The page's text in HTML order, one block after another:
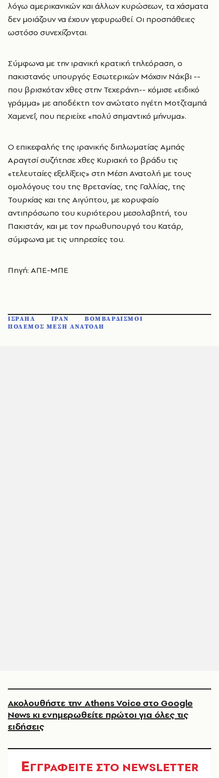
λόγω αμερικανικών και άλλων κυρώσεων, τα χάσματα
δεν μοιάζουν να έχουν γεφυρωθεί. Οι προσπάθειες
ωστόσο συνεχίζονται.
Σύμφωνα με την ιρανική κρατική τηλεόραση, ο
πακιστανός υπουργός Εσωτερικών Μόχσιν Νάκβι --
που βρισκόταν χθες στην Τεχεράνη-- κόμισε «ειδικό
γράμμα» με αποδέκτη τον ανώτατο ηγέτη Μοτζταμπά
Χαμενεΐ, που περιείχε «πολύ σημαντικό μήνυμα».
Ο επικεφαλής της ιρανικής διπλωματίας Αμπάς
Αραγτσί συζήτησε χθες Κυριακή το βράδυ τις
«τελευταίες εξελίξεις» στη Μέση Ανατολή με τους
ομολόγους του της Βρετανίας, της Γαλλίας, της
Τουρκίας και της Αιγύπτου, με κορυφαίο
αντιπρόσωπο του κυριότερου μεσολαβητή, του
Πακιστάν, και με τον πρωθυπουργό του Κατάρ,
σύμφωνα με τις υπηρεσίες του.
Πηγή: ΑΠΕ-ΜΠΕ
ΙΣΡΑΗΛ ΙΡΑΝ
ΒΟΜΒΑΡΔΙΣΜΟΙ
ΠΟΛΕΜΟΣ ΜΕΣΗ ΑΝΑΤΟΛΗ
Ακολουθήστε την Athens Voice στο Google
News κι ενημερωθείτε πρώτοι για όλες τις
ειδήσεις
ΕΓΓΡΑΦΕΙΤΕ ΣΤΟ NEWSLETTER